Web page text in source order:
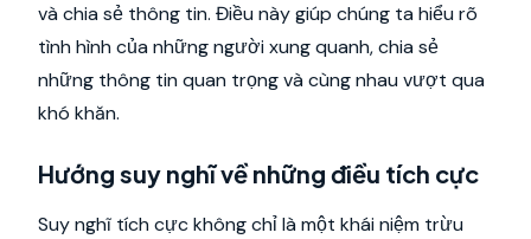
và chia sẻ thông tin. Điều này giúp chúng ta hiểu rõ
tình hình của những người xung quanh, chia sẻ
những thông tin quan trọng và cùng nhau vượt qua
khó khăn.
Hướng suy nghĩ về những điều tích cực
Suy nghĩ tích cực không chỉ là một khái niệm trừu